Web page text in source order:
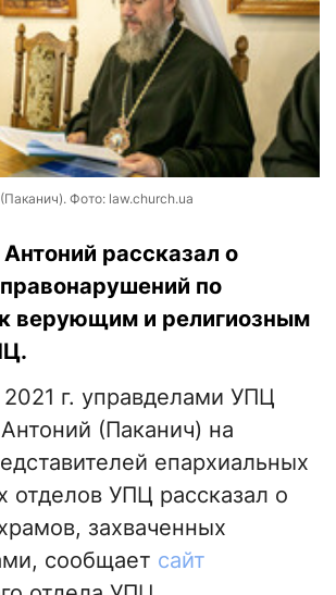
Фото: law.church.ua
рассказал о
по
верующим и религиозным
г. управделами УПЦ
(Паканич) на
епархиальных
отделов УПЦ рассказал о
захваченных
сообщает сайт